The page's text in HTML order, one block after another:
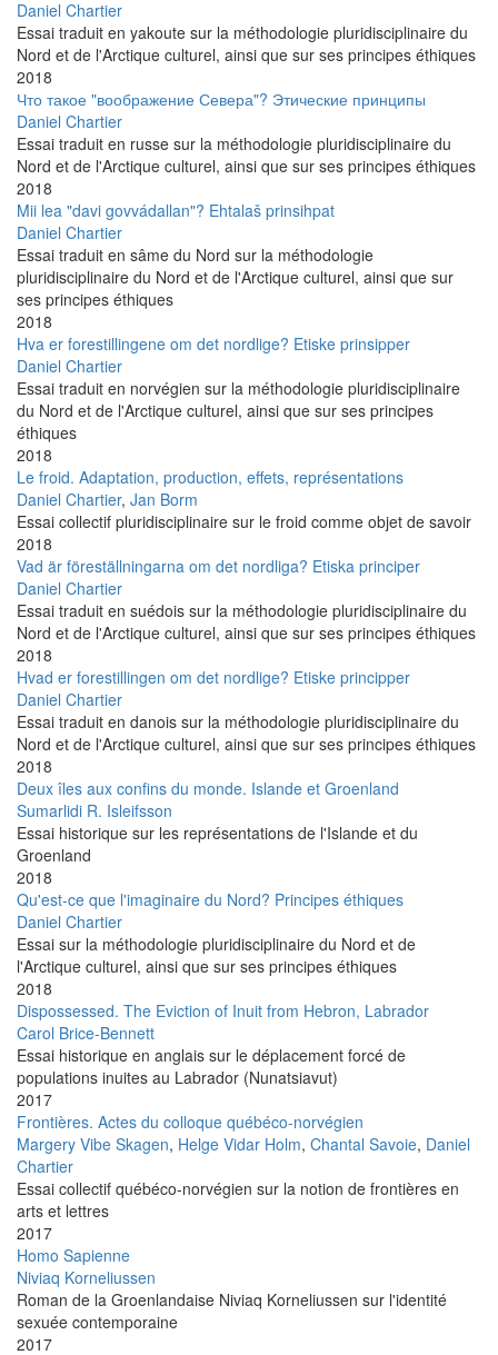
Daniel Chartier
Essai traduit en yakoute sur la méthodologie pluridisciplinaire du
Nord et de l'Arctique culturel, ainsi que sur ses principes éthiques
2018
Что такое "воображение Севера"? Этические принципы
Daniel Chartier
Essai traduit en russe sur la méthodologie pluridisciplinaire du
Nord et de l'Arctique culturel, ainsi que sur ses principes éthiques
2018
Mii lea "davi govvádallan"? Ehtalaš prinsihpat
Daniel Chartier
Essai traduit en sâme du Nord sur la méthodologie
pluridisciplinaire du Nord et de l'Arctique culturel, ainsi que sur
ses principes éthiques
2018
Hva er forestillingene om det nordlige? Etiske prinsipper
Daniel Chartier
Essai traduit en norvégien sur la méthodologie pluridisciplinaire
du Nord et de l'Arctique culturel, ainsi que sur ses principes
éthiques
2018
Le froid. Adaptation, production, effets, représentations
Daniel Chartier, Jan Borm
Essai collectif pluridisciplinaire sur le froid comme objet de savoir
2018
Vad är föreställningarna om det nordliga? Etiska principer
Daniel Chartier
Essai traduit en suédois sur la méthodologie pluridisciplinaire du
Nord et de l'Arctique culturel, ainsi que sur ses principes éthiques
2018
Hvad er forestillingen om det nordlige? Etiske principper
Daniel Chartier
Essai traduit en danois sur la méthodologie pluridisciplinaire du
Nord et de l'Arctique culturel, ainsi que sur ses principes éthiques
2018
Deux îles aux confins du monde. Islande et Groenland
Sumarlidi R. Isleifsson
Essai historique sur les représentations de l'Islande et du
Groenland
2018
Qu'est-ce que l'imaginaire du Nord? Principes éthiques
Daniel Chartier
Essai sur la méthodologie pluridisciplinaire du Nord et de
l'Arctique culturel, ainsi que sur ses principes éthiques
2018
Dispossessed. The Eviction of Inuit from Hebron, Labrador
Carol Brice-Bennett
Essai historique en anglais sur le déplacement forcé de
populations inuites au Labrador (Nunatsiavut)
2017
Frontières. Actes du colloque québéco-norvégien
Margery Vibe Skagen, Helge Vidar Holm, Chantal Savoie, Daniel
Chartier
Essai collectif québéco-norvégien sur la notion de frontières en
arts et lettres
2017
Homo Sapienne
Niviaq Korneliussen
Roman de la Groenlandaise Niviaq Korneliussen sur l'identité
sexuée contemporaine
2017